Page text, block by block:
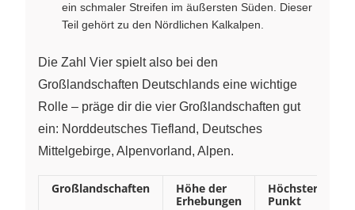
ein schmaler Streifen im äußersten Süden. Dieser
Teil gehört zu den Nördlichen Kalkalpen.
Die Zahl Vier spielt also bei den
Großlandschaften Deutschlands eine wichtige
Rolle – präge dir die vier Großlandschaften gut
ein: Norddeutsches Tiefland, Deutsches
Mittelgebirge, Alpenvorland, Alpen.
Großlandschaften
Höhe der
Erhebungen
Höchster
Punkt